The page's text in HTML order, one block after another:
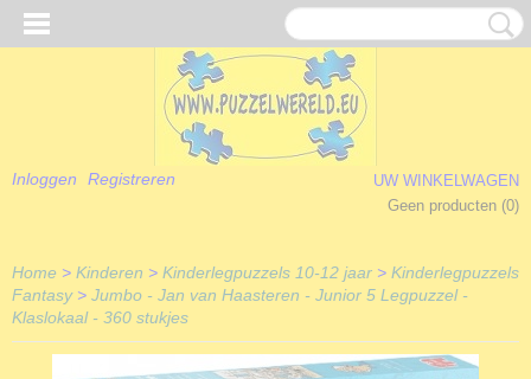
Inloggen Registreren
UW WINKELWAGEN
Geen producten (0)
Home > Kinderen > Kinderlegpuzzels 10-12 jaar > Kinderlegpuzzels
Fantasy> Jumbo - Jan van Haasteren - Junior 5 Legpuzzel -
Klaslokaal - 360 stukjes